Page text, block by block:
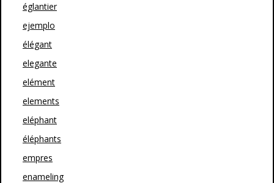
églantier
ejemplo
élégant
elegante
elément
elements
eléphant
éléphants
empres
enameling